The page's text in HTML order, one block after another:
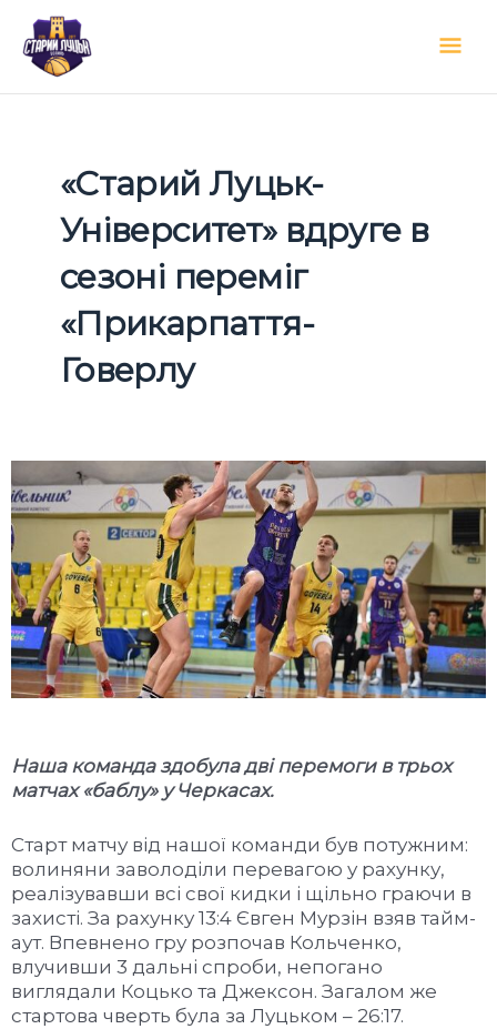
вмісту
«Старий Луцьк-
Університет» вдруге в
сезоні переміг
«Прикарпаття-
Говерлу
Наша команда здобула дві перемоги в трьох
матчах «баблу» у Черкасах.
Старт матчу від нашої команди був потужним:
волиняни заволоділи перевагою у рахунку,
реалізувавши всі свої кидки і щільно граючи в
захисті. За рахунку 13:4 Євген Мурзін взяв тайм-
аут. Впевнено гру розпочав Кольченко,
влучивши 3 дальні спроби, непогано
виглядали Коцько та Джексон. Загалом же
стартова чверть була за Луцьком – 26:17.